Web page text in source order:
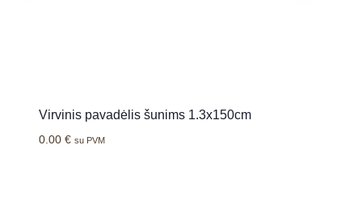
Virvinis pavadėlis šunims 1.3x150cm
0.00 € su PVM